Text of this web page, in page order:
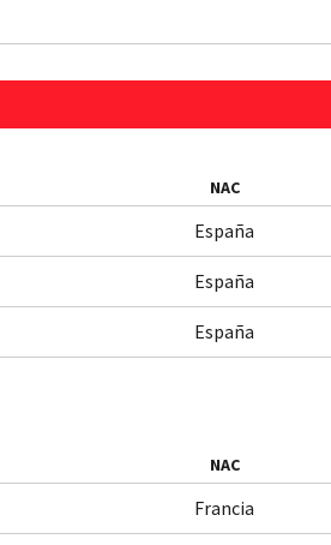
NAC
España
España
España
NAC
Francia